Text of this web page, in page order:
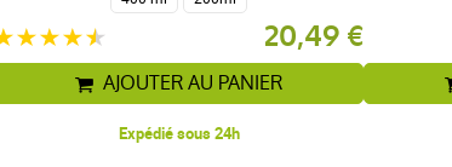
20,49 €
AJOUTER AU PANIER
Expédié sous 24h